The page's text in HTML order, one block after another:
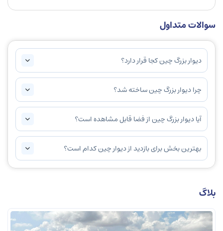
سوالات متداول
دیوار بزرگ چین کجا قرار دارد؟
چرا دیوار بزرگ چین ساخته شد؟
آیا دیوار بزرگ چین از فضا قابل مشاهده است؟
بهترین بخش برای بازدید از دیوار چین کدام است؟
بلاگ